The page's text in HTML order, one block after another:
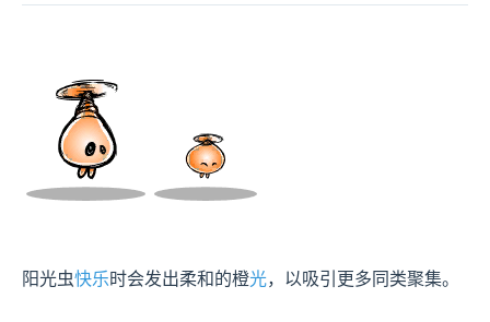
阳光虫快乐时会发出柔和的橙光，以吸引更多同类聚集。